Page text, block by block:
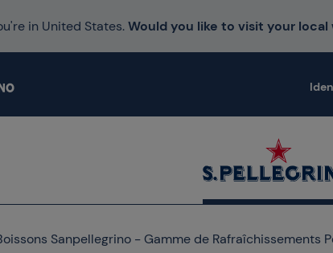
in United States.Would you like to visit your local
Sanpellegrino - Gamme de Rafraîchissements